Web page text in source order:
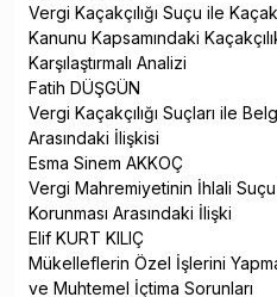
Vergi Kaçakçılığı Suçu ile
Kanunu Kapsamındaki
Karşılaştırmalı Analizi
Fatih DÜŞGÜN
Vergi Kaçakçılığı Suçları ile
Arasındaki İlişkisi
Esma Sinem AKKOÇ
Vergi Mahremiyetinin İhlali
Korunması Arasındaki İlişki
Elif KURT KILIÇ
Mükelleflerin Özel İşlerini
ve Muhtemel İçtima Sorunları